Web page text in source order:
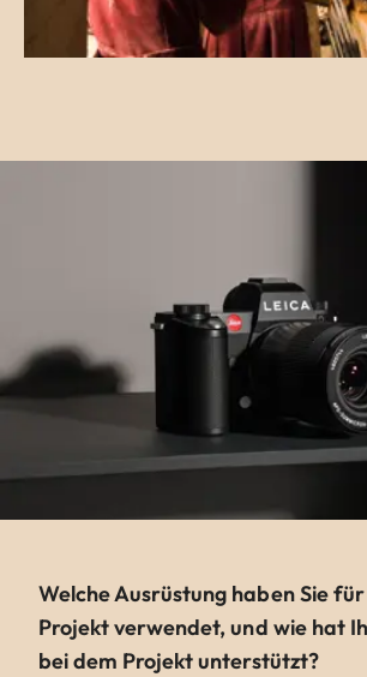
Welche Ausrüstung haben Sie
Projekt verwendet, und wie hat
bei dem Projekt unterstützt?